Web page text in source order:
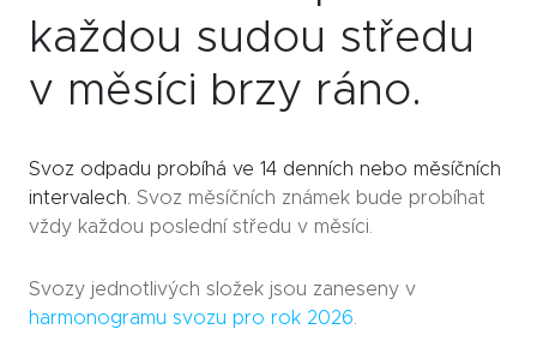
každou sudou středu
v měsíci brzy ráno.
Svoz odpadu probíhá ve 14 denních nebo měsíčních
intervalech. Svoz měsíčních známek bude probíhat
vždy každou poslední středu v měsíci.
Svozy jednotlivých složek jsou zaneseny v
harmonogramu svozu pro rok 2026.